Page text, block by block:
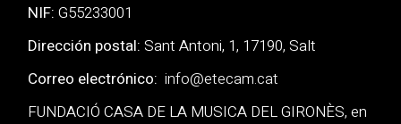
NIF:G55233001
Dirección postal: Sant Antoni, 1, 17190, Salt
Correo electrónico: info@etecam.cat
FUNDACIÓ CASA DE LA MUSICA DEL GIRONÈS, en